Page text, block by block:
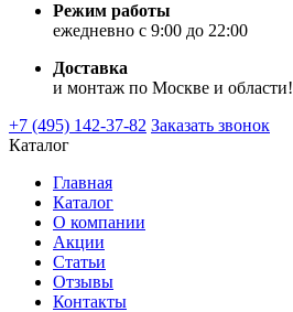
Режим работы
ежедневно с 9:00 до 22:00
Доставка
и монтаж по Москве и области!
+7 (495) 142-37-82 Заказать звонок
Каталог
Главная
Каталог
О компании
Акции
Статьи
Отзывы
Контакты